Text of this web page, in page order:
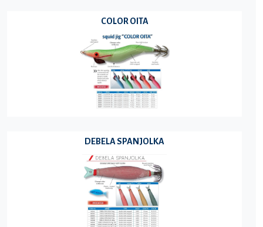
COLOR OITA
DEBELA SPANJOLKA